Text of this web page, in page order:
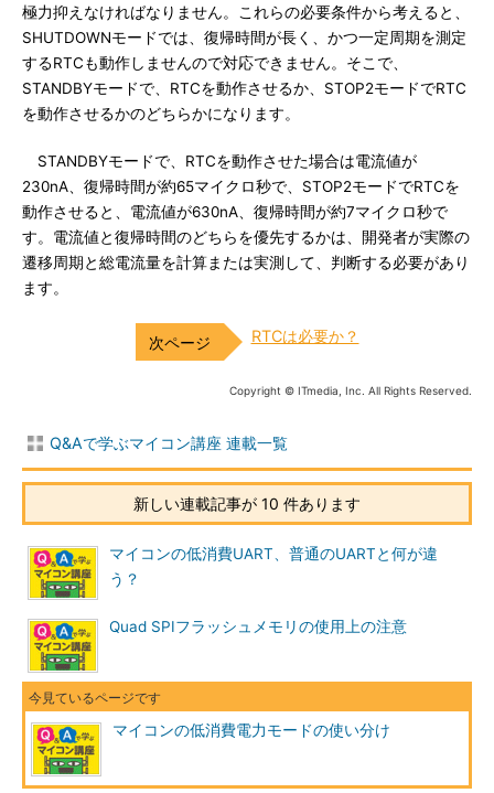
極力抑えなければなりません。これらの必要条件から考えると、
SHUTDOWNモードでは、復帰時間が長く、かつ一定周期を測定
するRTCも動作しませんので対応できません。そこで、
STANDBYモードで、RTCを動作させるか、STOP2モードでRTC
を動作させるかのどちらかになります。
STANDBYモードで、RTCを動作させた場合は電流値が
230nA、復帰時間が約65マイクロ秒で、STOP2モードでRTCを
動作させると、電流値が630nA、復帰時間が約7マイクロ秒で
す。電流値と復帰時間のどちらを優先するかは、開発者が実際の
遷移周期と総電流量を計算または実測して、判断する必要があり
ます。
RTCは必要か？
Copyright © ITmedia, Inc. All Rights Reserved.
Q&Aで学ぶマイコン講座 連載一覧
新しい連載記事が 10 件あります
マイコンの低消費UART、普通のUARTと何が違
う？
Quad SPIフラッシュメモリの使用上の注意
マイコンの低消費電力モードの使い分け